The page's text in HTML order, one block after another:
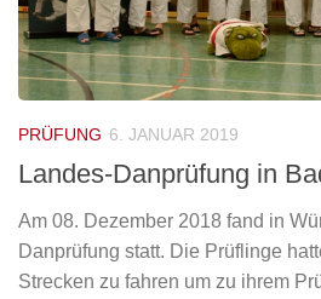
PRÜFUNG 6. JANUAR 2019
Landes-Danprüfung in
Am 08. Dezember 2018 fand in
Danprüfung statt. Die Prüflinge
Strecken zu fahren um zu ihrem